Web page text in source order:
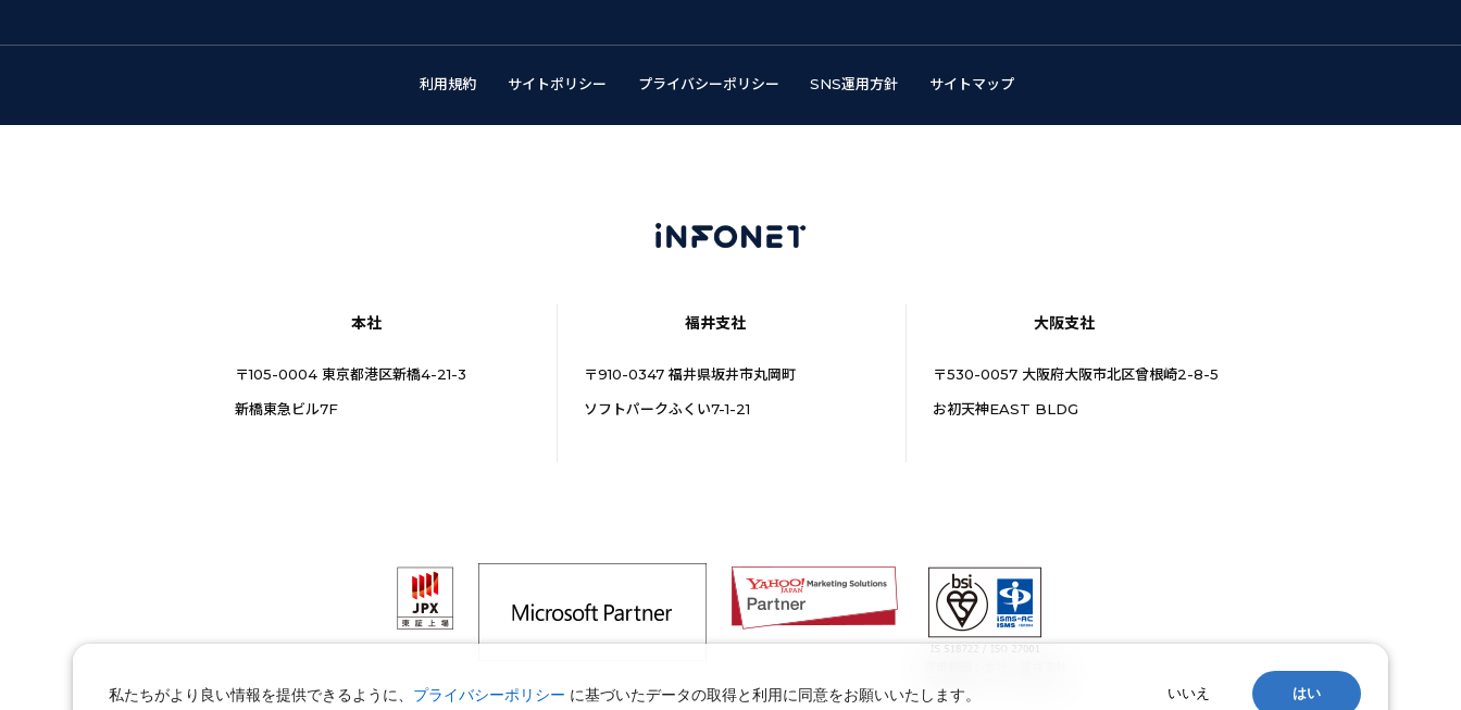
利用規約 サイトポリシー プライバシーポリシー SNS運用方針 サイトマップ
本社
〒105-0004 東京都港区新橋4-21-3
新橋東急ビル7F
福井支社
〒910-0347 福井県坂井市丸岡町
ソフトパークふくい7-1-21
大阪支社
〒530-0057 大阪府大阪市北区曾根崎2-8-5
お初天神EAST BLDG
私たちがより良い情報を提供できるように、 プライバシーポリシー に基づいたデータの取得と利用に同意をお願いいたします。 いいえ はい